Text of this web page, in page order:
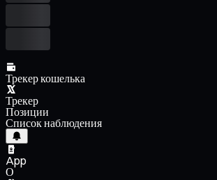
Трекер кошелька
Трекер
Позиции
Список наблюдения
App
О